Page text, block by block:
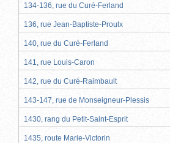
134-136, rue du Curé-Ferland
136, rue Jean-Baptiste-Proulx
140, rue du Curé-Ferland
141, rue Louis-Caron
142, rue du Curé-Raimbault
143-147, rue de Monseigneur-Plessis
1430, rang du Petit-Saint-Esprit
1435, route Marie-Victorin